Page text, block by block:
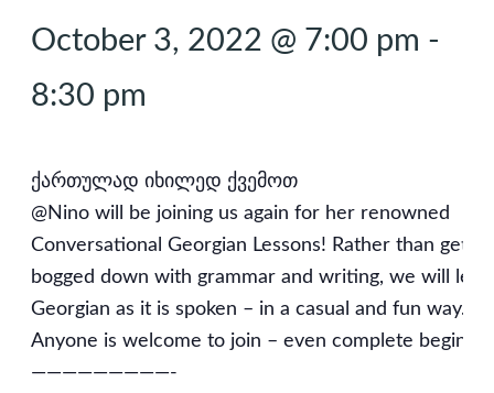
October 3, 2022 @ 7:00 pm -
8:30 pm
ქართულად იხილედ ქვემოთ
@Nino will be joining us again for her renowned
Conversational Georgian Lessons! Rather than
bogged down with grammar and writing, we will
Georgian as it is spoken – in a casual and fun way.
Anyone is welcome to join – even complete
—————————-